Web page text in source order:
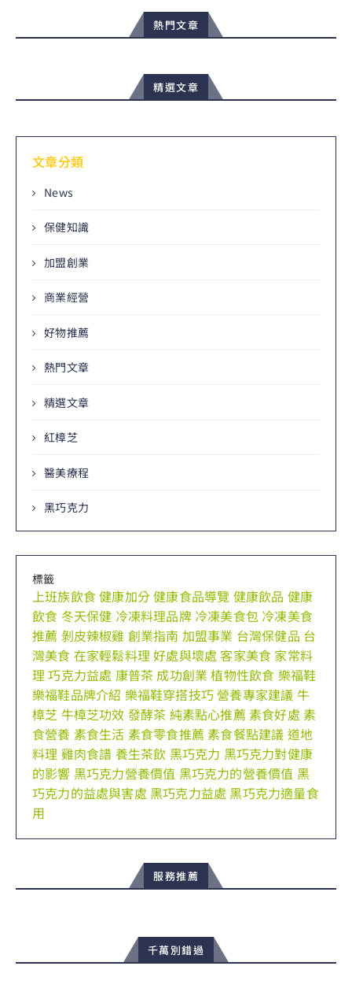
熱門文章
精選文章
文章分類
News
保健知識
加盟創業
商業經營
好物推薦
熱門文章
精選文章
紅樟芝
醫美療程
黑巧克力
標籤
上班族飲食健康加分健康食品導覽 健康飲品 健康
飲食 冬天保健 冷凍料理品牌 冷凍美食包 冷凍美食
推薦 剝皮辣椒雞 創業指南 加盟事業 台灣保健品 台
灣美食 在家輕鬆料理好處與壞處 客家美食 家常料
理巧克力益處 康普茶 成功創業 植物性飲食 樂福鞋
樂福鞋品牌介紹 樂福鞋穿搭技巧 營養專家建議 牛
樟芝 牛樟芝功效 發酵茶 純素點心推薦 素食好處 素
食營養 素食生活 素食零食推薦 素食餐點建議 道地
料理 雞肉食譜 養生茶飲 黑巧克力 黑巧克力對健康
的影響 黑巧克力營養價值 黑巧克力的營養價值 黑
巧克力的益處與害處 黑巧克力益處 黑巧克力適量食
用
服務推薦
千萬別錯過